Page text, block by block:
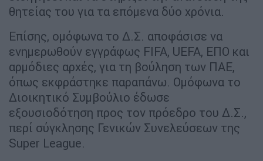
θητείας του για τα επόμενα δύο χρόνια.
Επίσης, ομόφωνα το Δ.Σ. αποφάσισε να
ενημερωθούν εγγράφως FIFA, UEFA, ΕΠΟ και
αρμόδιες αρχές, για τη βούληση των ΠΑΕ,
όπως εκφράστηκε παραπάνω. Ομόφωνα το
Διοικητικό Συμβούλιο έδωσε
εξουσιοδότηση προς τον πρόεδρο του Δ.Σ.,
περί σύγκλησης Γενικών Συνελεύσεων της
Super League.